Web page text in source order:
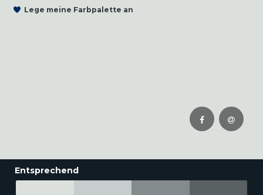
Lege meine Farbpalette an
Entsprechend